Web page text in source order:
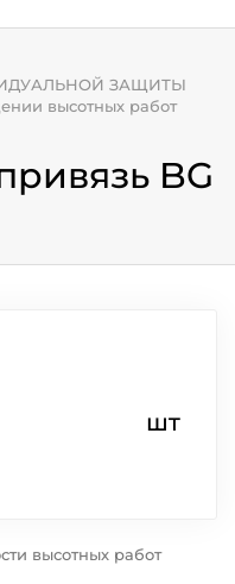
ЗАЩИТЫ
высотных работ
BG
шт
высотных работ